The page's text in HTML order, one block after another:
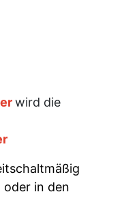
wird die
in den